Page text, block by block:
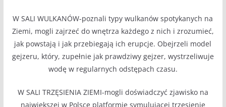
W SALI WULKANÓW-poznali typy wulkanów spotykanych na
Ziemi, mogli zajrzeć do wnętrza każdego z nich i zrozumieć,
jak powstają i jak przebiegają ich erupcje. Obejrzeli model
gejzeru, który, zupełnie jak prawdziwy gejzer, wystrzeliwuje
wodę w regularnych odstępach czasu.
W SALI TRZĘSIENIA ZIEMI-mogli doświadczyć zjawisko na
największej w Polsce platformie symulującej trzęsienie